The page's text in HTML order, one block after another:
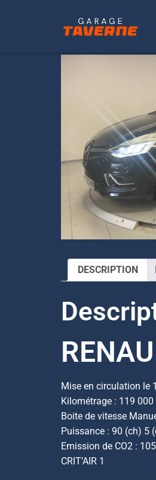
ACCUEIL/UTILISATION
DESCRIPTION
Mise en circulation le
Kilométrage : 119 000
Boite de vitesse
Puissance : 90 (ch) 5
Emission de CO2 :
CRIT’AIR 1